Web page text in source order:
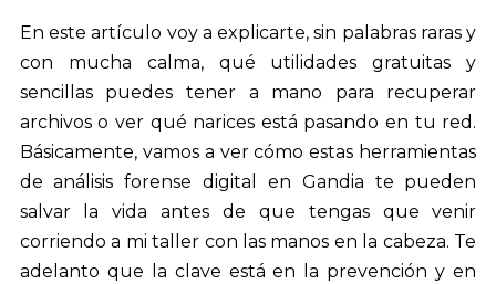
En este artículo voy a explicarte, sin palabras raras y
con mucha calma, qué utilidades gratuitas y
sencillas puedes tener a mano para recuperar
archivos o ver qué narices está pasando en tu red.
Básicamente, vamos a ver cómo estas herramientas
de análisis forense digital en Gandia te pueden
salvar la vida antes de que tengas que venir
corriendo a mi taller con las manos en la cabeza. Te
adelanto que la clave está en la prevención y en